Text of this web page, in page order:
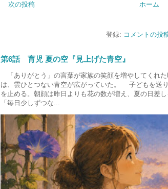
次の投稿 ホーム
登録: コメントの投
第6話 育児 夏の空『見上げた青空』
「ありがとう」の言葉が家族の笑顔を増やしてくれ
は、雲ひとつない青空が広がっていた。 子どもを送
を止める。朝顔は昨日よりも花の数が増え、夏の日差
「毎日少しずつな...